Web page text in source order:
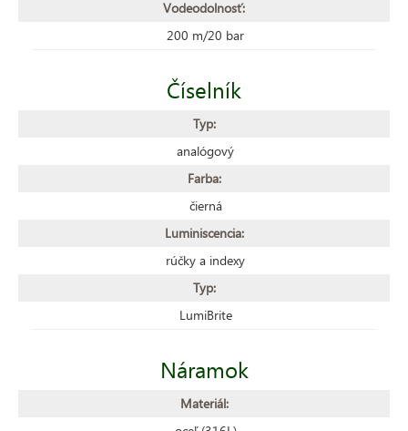
Vodeodolnosť:
200 m/20 bar
Číselník
Typ:
analógový
Farba:
čierná
Luminiscencia:
rúčky a indexy
Typ:
LumiBrite
Náramok
Materiál: